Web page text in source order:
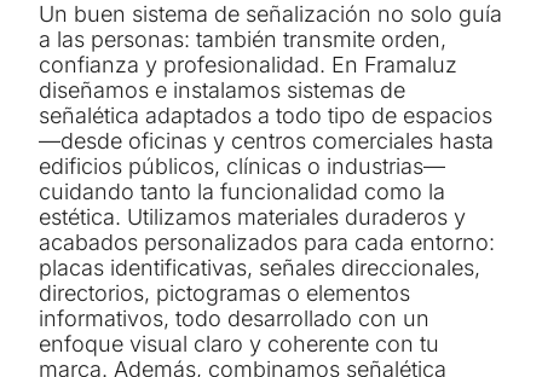
Un buen sistema de señalización no solo guía
a las personas: también transmite orden,
confianza y profesionalidad. En Framaluz
diseñamos e instalamos sistemas de
señalética adaptados a todo tipo de espacios
—desde oficinas y centros comerciales hasta
edificios públicos, clínicas o industrias—
cuidando tanto la funcionalidad como la
estética. Utilizamos materiales duraderos y
acabados personalizados para cada entorno:
placas identificativas, señales direccionales,
directorios, pictogramas o elementos
informativos, todo desarrollado con un
enfoque visual claro y coherente con tu
marca. Además, combinamos señalética